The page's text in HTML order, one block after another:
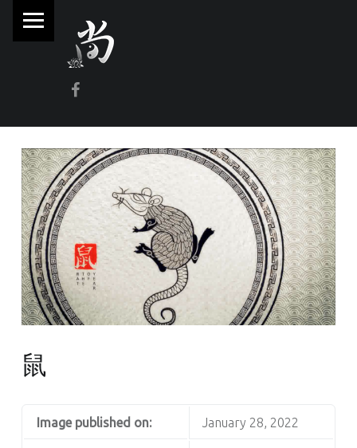
尚
門
遁
甲
風
水
命
理
林師傅(Sammy Lam) 玄學顧問-奇門遁甲流年問事、增運、調整風水
Facebook
鼠
Image published on: January 28, 2022